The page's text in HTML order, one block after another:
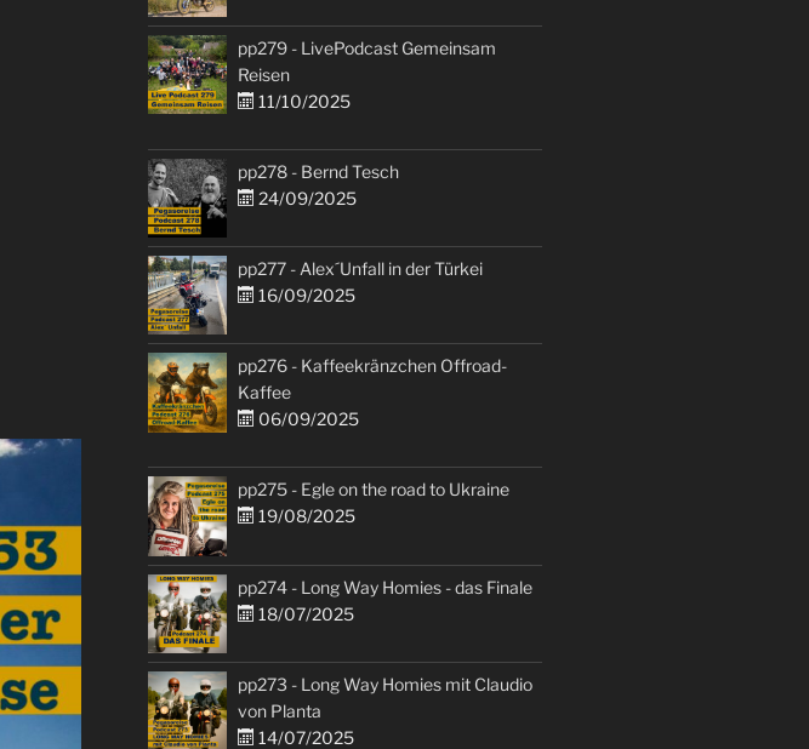
pp279 - LivePodcast Gemeinsam
Reisen
11/10/2025
pp278 - Bernd Tesch
24/09/2025
pp277 - Alex´Unfall in der Türkei
16/09/2025
pp276 - Kaffeekränzchen Offroad-
Kaffee
06/09/2025
pp275 - Egle on the road to Ukraine
19/08/2025
pp274 - Long Way Homies - das Finale
18/07/2025
pp273 - Long Way Homies mit Claudio
von Planta
14/07/2025